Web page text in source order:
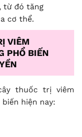
từ đó tăng
cơ thể.
VIÊM
PHỔ BIẾN
thuốc trị viêm
hiện nay: